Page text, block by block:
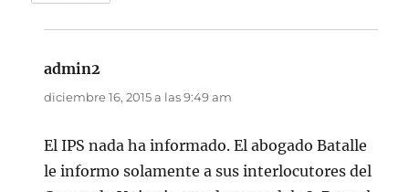
admin2
diciembre 16, 2015 a las 9:49 am
El IPS nada ha informado. El abogado Batalle
le informo solamente a sus interlocutores del